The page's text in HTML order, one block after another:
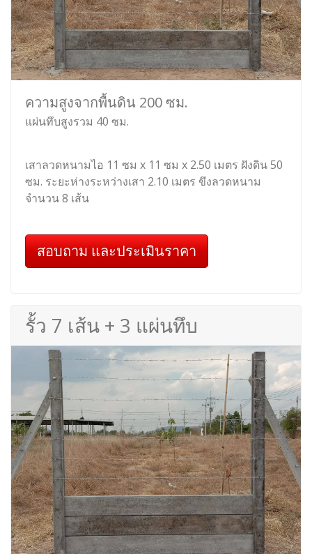
ความสูงจากพื้นดิน 200 ซม.
แผ่นทึบสูงรวม 40 ซม.
เสาลวดหนามไอ 11 ซม x 11 ซม x 2.50 เมตร ฝังดิน 50
ซม. ระยะห่างระหว่างเสา 2.10 เมตร ขึงลวดหนาม
จำนวน 8 เส้น
สอบถาม และประเมินราคา
รั้ว 7 เส้น + 3 แผ่นทึบ